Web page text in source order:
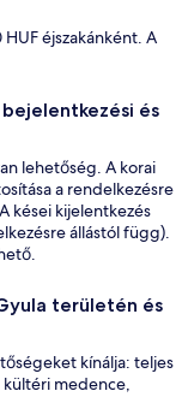
éjszakánként. A
és
lehetőség. A korai
a rendelkezésre
kései kijelentkezés
állástól függ).
területén és
kínálja: teljes
medence,